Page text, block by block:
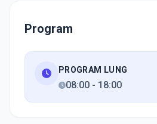
Program
PROGRAM LUNG
08:00 - 18:00